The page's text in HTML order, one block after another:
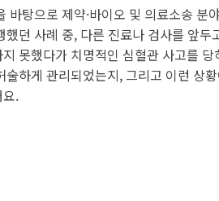
탕으로 제약·바이오 및 의료소송 분
던 사례 중, 다른 진료나 검사를 앞두
못했다가 치명적인 심혈관 사고를
하게 관리되었는지, 그리고 이런 상
.